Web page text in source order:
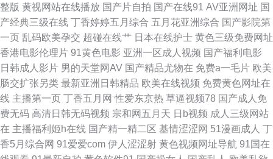
二三四 蜜桃h视频 天天天天操 91日韩高清 大香蕉资源网 九一青青青青草 青
娱乐AV首页 午夜伦理剧场 91精品视频一区 超碰97极品9 韩国伊人网 人人色
人人乐人人 一区一二一 99色视频 国产福利第一页 狼友福利视频 日韩人妻伦
理 中文字幕视频91 白丝少妇 国内精品一二 欧美综合色 香蕉视频在线观看
97色福利导航 国产91视频 老湿青青草 日韩精品乱 伊人99黑料 av搬运工 国
整版 黄视网站在线播放 国产片自拍 国产在线91 AV亚洲网址 国
产经典三级在线 丁香婷婷五月综合 五月花亚洲综合 国产影院第
一页 乱码欧美孕交 超碰在线艹 日本在线护士 黄色三级免费网址
香港电影伦理片 91黄色电影 亚洲一区成人视频 国产福利电影
日韩成人影片 男的天堂网AV 国产精品尤物在 免费a一毛片 欧美
肠交扩张另类 最新亚洲日韩精品 欧美在线视频 免费黄色网址在
线 主播第一页 丁香五月网 性爱东京热 草逼视频78 国产成人免
费无码 高清日韩无码视频 宗和网五月天 日b视频 成人三级网站
在 主播福利姬h在线 国产精一精二区 基情涩涩网 51漫画成人 丁
香5月综合网 91爱爱com 伊人涩涩射 黄色视频网址导航 91国在